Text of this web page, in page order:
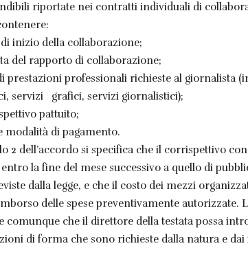
riportate nei contratti individuali di
inizio della collaborazione;
del rapporto di collaborazione;
prestazioni professionali richieste al giornalista
servizi grafici, servizi giornalistici);
pattuito;
modalità di pagamento.
2 dell’accordo si specifica che il corrispettivo
la fine del mese successivo a quello di
dalla legge, e che il costo dei mezzi
delle spese preventivamente autorizzate.
comunque che il direttore della testata possa
di forma che sono richieste dalla natura e